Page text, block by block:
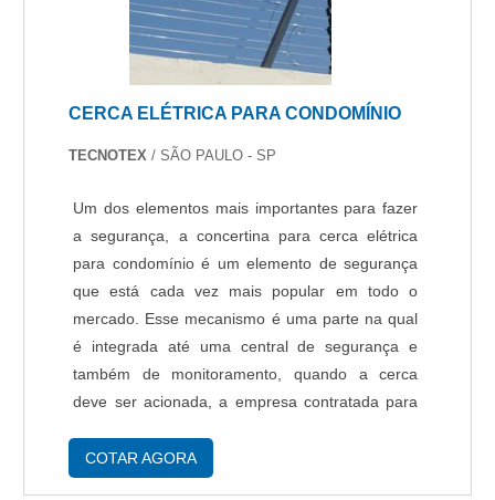
circuito fechado, garantindo acesso restrito a
pessoas autorizadas, tornando este sistema
confiável para a segurança e gestão de diversos
CERCA ELÉTRICA PARA CONDOMÍNIO
TECNOTEX / SÃO PAULO - SP
Um dos elementos mais importantes para fazer
a segurança, a concertina para cerca elétrica
para condomínio é um elemento de segurança
que está cada vez mais popular em todo o
mercado. Esse mecanismo é uma parte na qual
é integrada até uma central de segurança e
também de monitoramento, quando a cerca
deve ser acionada, a empresa contratada para
medidas necessárias e averiguar o que está
COTAR AGORA